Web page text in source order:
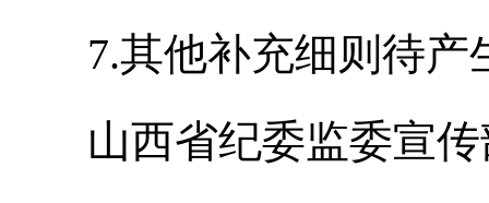
7.其他补充细则待产
山西省纪委监委宣传